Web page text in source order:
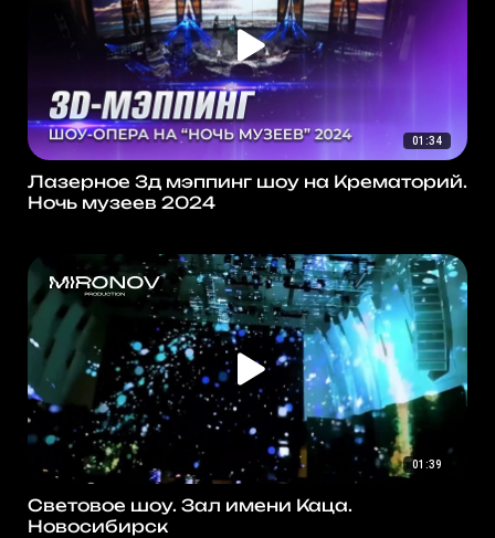
01:34
Лазерное 3д мэппинг шоу на Крематорий.
Ночь музеев 2024
01:39
Световое шоу. Зал имени Каца.
Новосибирск